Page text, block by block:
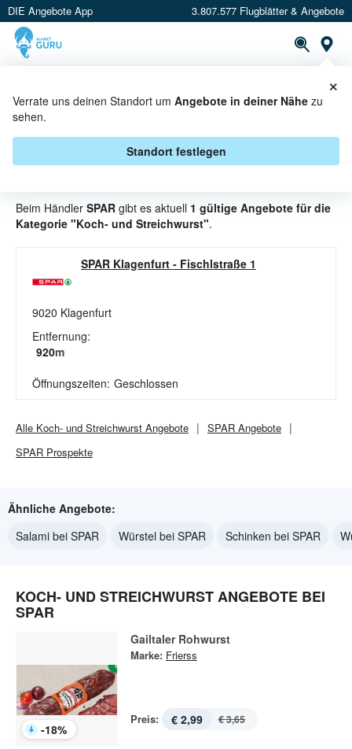
DIE Angebote App 3.807.577 Flugblätter & Angebote
Verrate uns deinen Standort um Angebote in deiner Nähe zu
sehen.
Standort festlegen
×
KOCH- UND STREICHWURST
ANGEBOTE & AKTIONEN BEI
SPAR
Beim Händler SPAR gibt es aktuell 1 gültige Angebote für die
Kategorie "Koch- und Streichwurst".
SPAR Klagenfurt - Fischlstraße 1
9020 Klagenfurt
Entfernung:
920m
Öffnungszeiten: Geschlossen
Alle Koch- und Streichwurst Angebote SPAR Angebote
SPAR Prospekte
Ähnliche Angebote:
Salami bei SPAR
Würstel bei SPAR Schinken bei SPAR
KOCH- UND STREICHWURST ANGEBOTE BEI
SPAR
-18%
Gailtaler Rohwurst
Marke: Frierss
Preis: € 2,99 € 3,65